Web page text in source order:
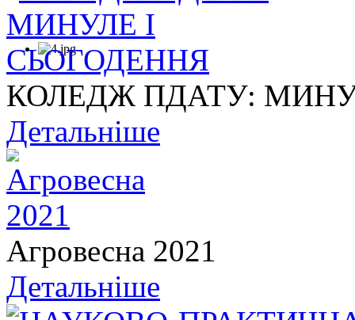
КОЛЕДЖ ПДАТУ:
Детальніше
Агровесна 2021
Детальніше